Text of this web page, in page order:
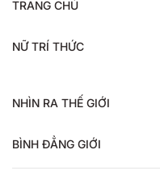
TRANG CHỦ
NỮ TRÍ THỨC
NHÌN RA THẾ GIỚI
BÌNH ĐẲNG GIỚI